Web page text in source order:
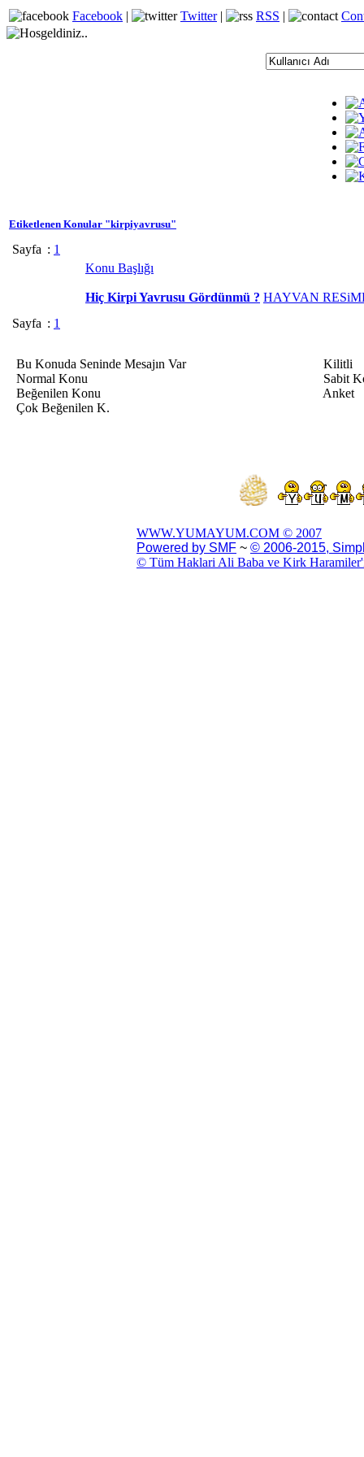
Facebook | Twitter| RSS |
Etiketlenen Konular "kirpiyavrusu"
Sayfa : 1
Konu Başlığı
Hiç Kirpi Yavrusu Gördünmü ? HAYVAN
Sayfa : 1
Bu Konuda Seninde Mesajın Var
Normal Konu
Beğenilen Konu
Çok Beğenilen K.
Kilitli
Sabit
Anket
WWW.YUMAYUM.COM © 2007
Powered by SMF ~ © 2006-2015,
© Tüm Haklari Ali Baba ve Kirk